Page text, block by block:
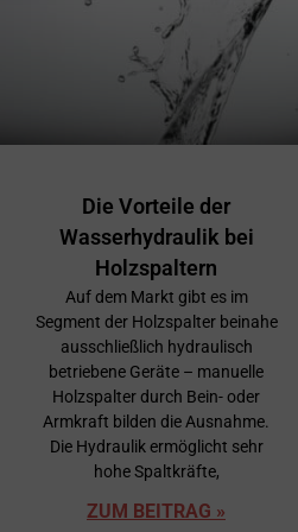
Die Vorteile der
Wasserhydraulik bei
Holzspaltern
Auf dem Markt gibt es im
Segment der Holzspalter beinahe
ausschließlich hydraulisch
betriebene Geräte – manuelle
Holzspalter durch Bein- oder
Armkraft bilden die Ausnahme.
Die Hydraulik ermöglicht sehr
hohe Spaltkräfte,
ZUM BEITRAG »